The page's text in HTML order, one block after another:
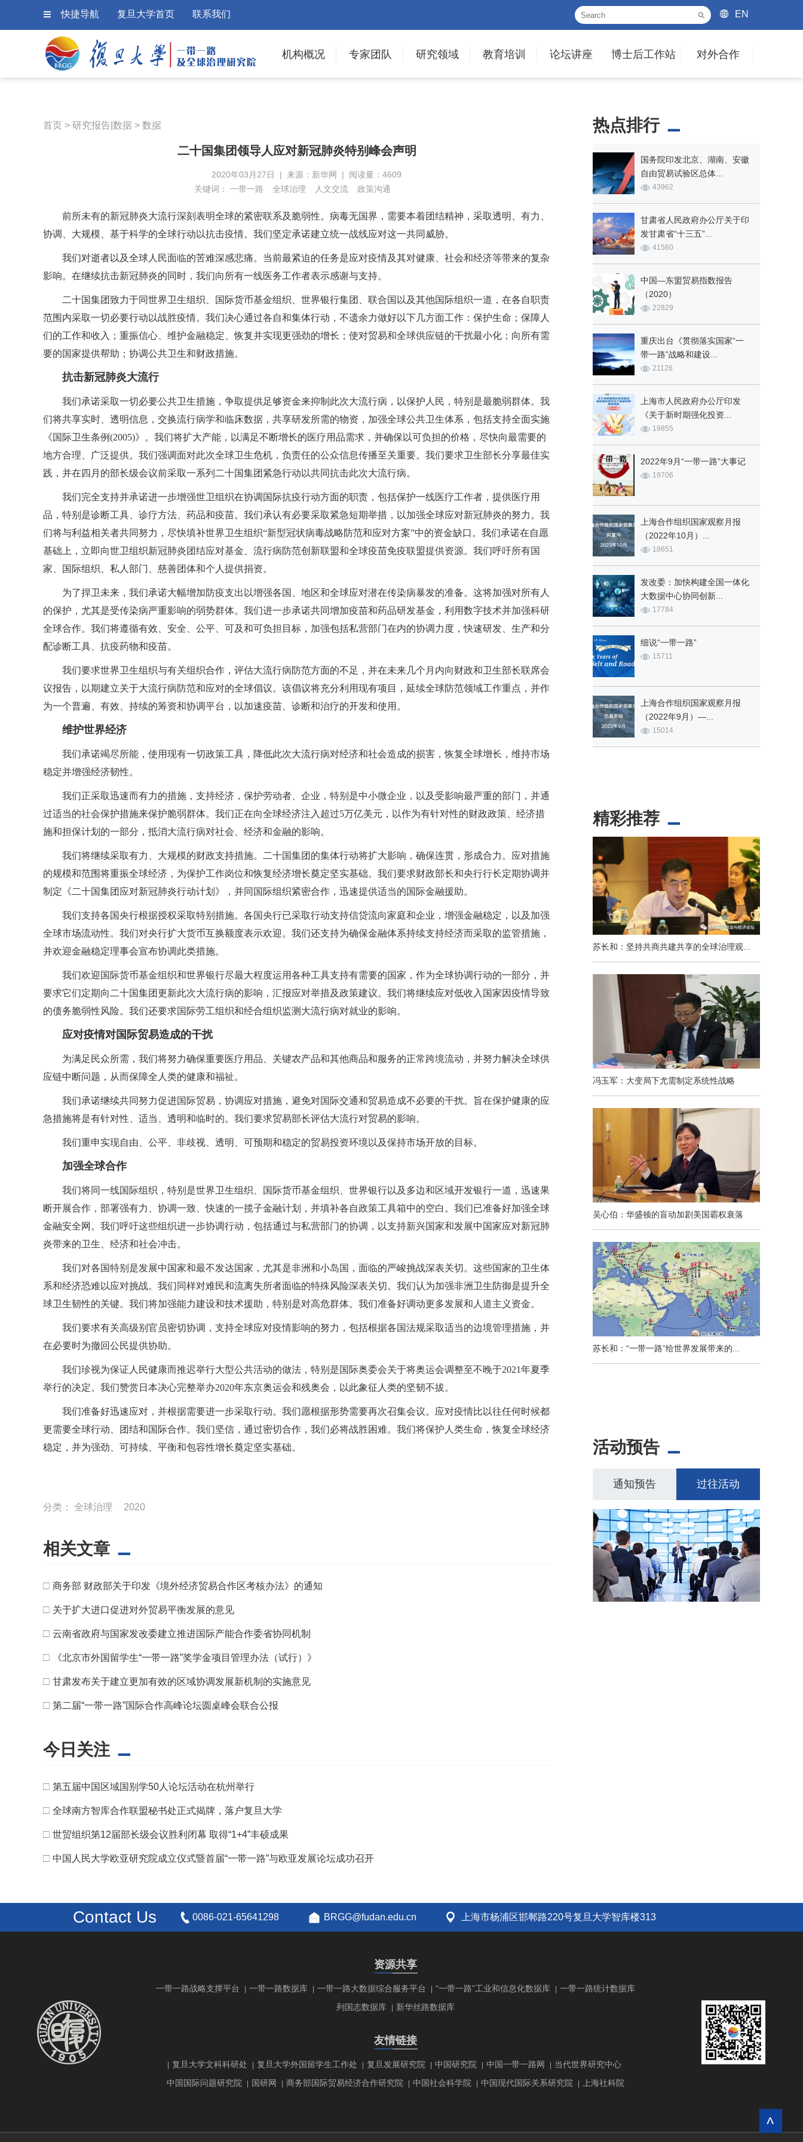
快捷导航 复旦大学首页 联系我们 EN
机构概况 专家团队 研究领域 教育培训 论坛讲座 博士后工作站 对外合作
首页 > 研究报告|数据 > 数据
二十国集团领导人应对新冠肺炎特别峰会声明
2020年03月27日 | 来源：新华网 | 阅读量：4609
关键词： 一带一路 全球治理 人文交流 政策沟通
前所未有的新冠肺炎大流行深刻表明全球的紧密联系及脆弱性。病毒无国界，需要本着团结精神，采取透明、有力、
协调、大规模、基于科学的全球行动以抗击疫情。我们坚定承诺建立统一战线应对这一共同威胁。
我们对逝者以及全球人民面临的苦难深感悲痛。当前最紧迫的任务是应对疫情及其对健康、社会和经济等带来的复杂
影响。在继续抗击新冠肺炎的同时，我们向所有一线医务工作者表示感谢与支持。
二十国集团致力于同世界卫生组织、国际货币基金组织、世界银行集团、联合国以及其他国际组织一道，在各自职责
范围内采取一切必要行动以战胜疫情。我们决心通过各自和集体行动，不遗余力做好以下几方面工作：保护生命；保障人
们的工作和收入；重振信心、维护金融稳定、恢复并实现更强劲的增长；使对贸易和全球供应链的干扰最小化；向所有需
要的国家提供帮助；协调公共卫生和财政措施。
抗击新冠肺炎大流行
我们承诺采取一切必要公共卫生措施，争取提供足够资金来抑制此次大流行病，以保护人民，特别是最脆弱群体。我
们将共享实时、透明信息，交换流行病学和临床数据，共享研发所需的物资，加强全球公共卫生体系，包括支持全面实施
《国际卫生条例(2005)》。我们将扩大产能，以满足不断增长的医疗用品需求，并确保以可负担的价格，尽快向最需要的
地方合理、广泛提供。我们强调面对此次全球卫生危机，负责任的公众信息传播至关重要。我们要求卫生部长分享最佳实
践，并在四月的部长级会议前采取一系列二十国集团紧急行动以共同抗击此次大流行病。
我们完全支持并承诺进一步增强世卫组织在协调国际抗疫行动方面的职责，包括保护一线医疗工作者，提供医疗用
品，特别是诊断工具、诊疗方法、药品和疫苗。我们承认有必要采取紧急短期举措，以加强全球应对新冠肺炎的努力。我
们将与利益相关者共同努力，尽快填补世界卫生组织“新型冠状病毒战略防范和应对方案”中的资金缺口。我们承诺在自愿
基础上，立即向世卫组织新冠肺炎团结应对基金、流行病防范创新联盟和全球疫苗免疫联盟提供资源。我们呼吁所有国
家、国际组织、私人部门、慈善团体和个人提供捐资。
为了捍卫未来，我们承诺大幅增加防疫支出以增强各国、地区和全球应对潜在传染病暴发的准备。这将加强对所有人
的保护，尤其是受传染病严重影响的弱势群体。我们进一步承诺共同增加疫苗和药品研发基金，利用数字技术并加强科研
全球合作。我们将遵循有效、安全、公平、可及和可负担目标，加强包括私营部门在内的协调力度，快速研发、生产和分
配诊断工具、抗疫药物和疫苗。
我们要求世界卫生组织与有关组织合作，评估大流行病防范方面的不足，并在未来几个月内向财政和卫生部长联席会
议报告，以期建立关于大流行病防范和应对的全球倡议。该倡议将充分利用现有项目，延续全球防范领域工作重点，并作
为一个普遍、有效、持续的筹资和协调平台，以加速疫苗、诊断和治疗的开发和使用。
维护世界经济
我们承诺竭尽所能，使用现有一切政策工具，降低此次大流行病对经济和社会造成的损害，恢复全球增长，维持市场
稳定并增强经济韧性。
我们正采取迅速而有力的措施，支持经济，保护劳动者、企业，特别是中小微企业，以及受影响最严重的部门，并通
过适当的社会保护措施来保护脆弱群体。我们正在向全球经济注入超过5万亿美元，以作为有针对性的财政政策、经济措
施和担保计划的一部分，抵消大流行病对社会、经济和金融的影响。
我们将继续采取有力、大规模的财政支持措施。二十国集团的集体行动将扩大影响，确保连贯，形成合力。应对措施
的规模和范围将重振全球经济，为保护工作岗位和恢复经济增长奠定坚实基础。我们要求财政部长和央行行长定期协调并
制定《二十国集团应对新冠肺炎行动计划》，并同国际组织紧密合作，迅速提供适当的国际金融援助。
我们支持各国央行根据授权采取特别措施。各国央行已采取行动支持信贷流向家庭和企业，增强金融稳定，以及加强
全球市场流动性。我们对央行扩大货币互换额度表示欢迎。我们还支持为确保金融体系持续支持经济而采取的监管措施，
并欢迎金融稳定理事会宣布协调此类措施。
我们欢迎国际货币基金组织和世界银行尽最大程度运用各种工具支持有需要的国家，作为全球协调行动的一部分，并
要求它们定期向二十国集团更新此次大流行病的影响，汇报应对举措及政策建议。我们将继续应对低收入国家因疫情导致
的债务脆弱性风险。我们还要求国际劳工组织和经合组织监测大流行病对就业的影响。
应对疫情对国际贸易造成的干扰
为满足民众所需，我们将努力确保重要医疗用品、关键农产品和其他商品和服务的正常跨境流动，并努力解决全球供
应链中断问题，从而保障全人类的健康和福祉。
我们承诺继续共同努力促进国际贸易，协调应对措施，避免对国际交通和贸易造成不必要的干扰。旨在保护健康的应
急措施将是有针对性、适当、透明和临时的。我们要求贸易部长评估大流行对贸易的影响。
我们重申实现自由、公平、非歧视、透明、可预期和稳定的贸易投资环境以及保持市场开放的目标。
加强全球合作
我们将同一线国际组织，特别是世界卫生组织、国际货币基金组织、世界银行以及多边和区域开发银行一道，迅速果
断开展合作，部署强有力、协调一致、快速的一揽子金融计划，并填补各自政策工具箱中的空白。我们已准备好加强全球
金融安全网。我们呼吁这些组织进一步协调行动，包括通过与私营部门的协调，以支持新兴国家和发展中国家应对新冠肺
炎带来的卫生、经济和社会冲击。
我们对各国特别是发展中国家和最不发达国家，尤其是非洲和小岛国，面临的严峻挑战深表关切。这些国家的卫生体
系和经济恐难以应对挑战。我们同样对难民和流离失所者面临的特殊风险深表关切。我们认为加强非洲卫生防御是提升全
球卫生韧性的关键。我们将加强能力建设和技术援助，特别是对高危群体。我们准备好调动更多发展和人道主义资金。
我们要求有关高级别官员密切协调，支持全球应对疫情影响的努力，包括根据各国法规采取适当的边境管理措施，并
在必要时为撤回公民提供协助。
我们珍视为保证人民健康而推迟举行大型公共活动的做法，特别是国际奥委会关于将奥运会调整至不晚于2021年夏季
举行的决定。我们赞赏日本决心完整举办2020年东京奥运会和残奥会，以此象征人类的坚韧不拔。
我们准备好迅速应对，并根据需要进一步采取行动。我们愿根据形势需要再次召集会议。应对疫情比以往任何时候都
更需要全球行动、团结和国际合作。我们坚信，通过密切合作，我们必将战胜困难。我们将保护人类生命，恢复全球经济
稳定，并为强劲、可持续、平衡和包容性增长奠定坚实基础。
分类： 全球治理 2020
相关文章
□ 商务部 财政部关于印发《境外经济贸易合作区考核办法》的通知
□ 关于扩大进口促进对外贸易平衡发展的意见
□ 云南省政府与国家发改委建立推进国际产能合作委省协同机制
□ 《北京市外国留学生“一带一路”奖学金项目管理办法（试行）》
□ 甘肃发布关于建立更加有效的区域协调发展新机制的实施意见
□ 第二届“一带一路”国际合作高峰论坛圆桌峰会联合公报
今日关注
□ 第五届中国区域国别学50人论坛活动在杭州举行
□ 全球南方智库合作联盟秘书处正式揭牌，落户复旦大学
□ 世贸组织第12届部长级会议胜利闭幕 取得“1+4”丰硕成果
□ 中国人民大学欧亚研究院成立仪式暨首届“一带一路”与欧亚发展论坛成功召开
热点排行
国务院印发北京、湖南、安徽
自由贸易试验区总体...
43962
甘肃省人民政府办公厅关于印
发甘肃省“十三五”...
41560
中国—东盟贸易指数报告
（2020）
22829
重庆出台《贯彻落实国家“一
带一路”战略和建设...
21126
上海市人民政府办公厅印发
《关于新时期强化投资...
19855
2022年9月“一带一路”大事记
19706
上海合作组织国家观察月报
（2022年10月）...
18651
发改委：加快构建全国一体化
大数据中心协同创新...
17784
细说“一带一路”
15711
上海合作组织国家观察月报
（2022年9月）—...
15014
精彩推荐
苏长和：坚持共商共建共享的全球治理观...
冯玉军：大变局下尤需制定系统性战略
吴心伯：华盛顿的盲动加剧美国霸权衰落
苏长和：“一带一路”给世界发展带来的...
活动预告
通知预告 过往活动
Contact Us 0086-021-65641298 BRGG@fudan.edu.cn 上海市杨浦区邯郸路220号复旦大学智库楼313
资源共享
一带一路战略支撑平台 一带一路数据库 一带一路大数据综合服务平台 “一带一路”工业和信息化数据库
一带一路统计数据库
列国志数据库
新华丝路数据库
友情链接
复旦大学文科科研处 复旦大学外国留学生工作处 复旦发展研究院 中国研究院 中国一带一路网
当代世界研究中心
中国国际问题研究院
国研网 商务部国际贸易经济合作研究院 中国社会科学院 中国现代国际关系研究院 上海社科院